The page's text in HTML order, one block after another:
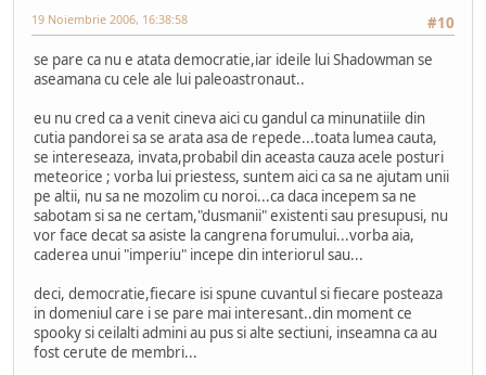
#10
19 Noiembrie 2006, 16:38:58
se pare ca nu e atata democratie,iar ideile lui Shadowman se
aseamana cu cele ale lui paleoastronaut..
eu nu cred ca a venit cineva aici cu gandul ca minunatiile din
cutia pandorei sa se arata asa de repede...toata lumea cauta,
se intereseaza, invata,probabil din aceasta cauza acele posturi
meteorice ; vorba lui priestess, suntem aici ca sa ne ajutam unii
pe altii, nu sa ne mozolim cu noroi...ca daca incepem sa ne
sabotam si sa ne certam,"dusmanii" existenti sau presupusi, nu
vor face decat sa asiste la cangrena forumului...vorba aia,
caderea unui "imperiu" incepe din interiorul sau...
deci, democratie,fiecare isi spune cuvantul si fiecare posteaza
in domeniul care i se pare mai interesant..din moment ce
spooky si ceilalti admini au pus si alte sectiuni, inseamna ca au
fost cerute de membri...